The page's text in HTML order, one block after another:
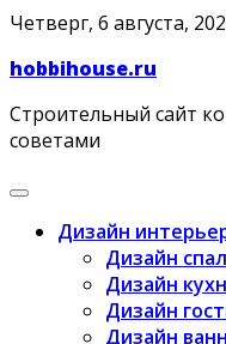
Skip
content
Четверг, 6 августа,
hobbihouse.ru
Строительный сайт
советами
Дизайн
Дизайн
Дизайн
Дизайн
Дизайн